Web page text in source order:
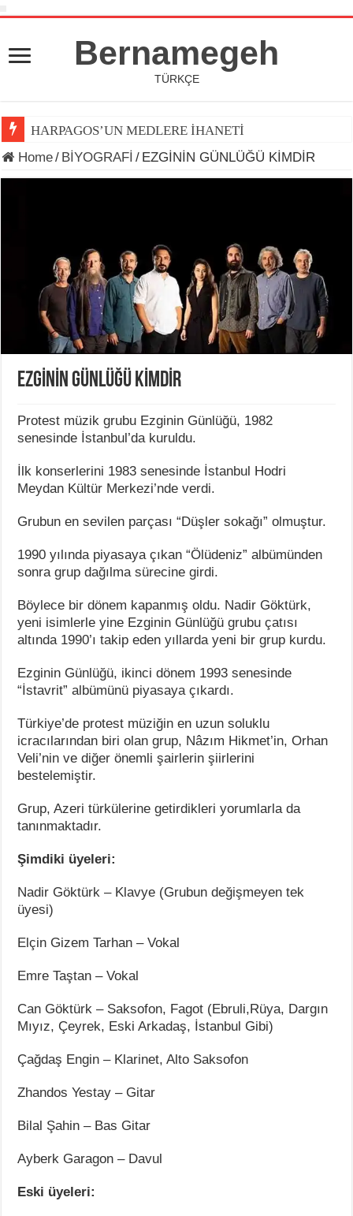
Bernamegeh
TÜRKÇE
HARPAGOS’UN MEDLERE İHANETİ
Home/ BİYOGRAFİ / EZGİNİN GÜNLÜĞÜ KİMDİR
EZGİNİN GÜNLÜĞÜ KİMDİR
Protest müzik grubu Ezginin Günlüğü, 1982
senesinde İstanbul’da kuruldu.
İlk konserlerini 1983 senesinde İstanbul Hodri
Meydan Kültür Merkezi’nde verdi.
Grubun en sevilen parçası “Düşler sokağı” olmuştur.
1990 yılında piyasaya çıkan “Ölüdeniz” albümünden
sonra grup dağılma sürecine girdi.
Böylece bir dönem kapanmış oldu. Nadir Göktürk,
yeni isimlerle yine Ezginin Günlüğü grubu çatısı
altında 1990’ı takip eden yıllarda yeni bir grup kurdu.
Ezginin Günlüğü, ikinci dönem 1993 senesinde
“İstavrit” albümünü piyasaya çıkardı.
Türkiye’de protest müziğin en uzun soluklu
icracılarından biri olan grup, Nâzım Hikmet’in, Orhan
Veli’nin ve diğer önemli şairlerin şiirlerini
bestelemiştir.
Grup, Azeri türkülerine getirdikleri yorumlarla da
tanınmaktadır.
Şimdiki üyeleri:
Nadir Göktürk – Klavye (Grubun değişmeyen tek
üyesi)
Elçin Gizem Tarhan – Vokal
Emre Taştan – Vokal
Can Göktürk – Saksofon, Fagot (Ebruli,Rüya, Dargın
Mıyız, Çeyrek, Eski Arkadaş, İstanbul Gibi)
Çağdaş Engin – Klarinet, Alto Saksofon
Zhandos Yestay – Gitar
Bilal Şahin – Bas Gitar
Ayberk Garagon – Davul
Eski üyeleri: